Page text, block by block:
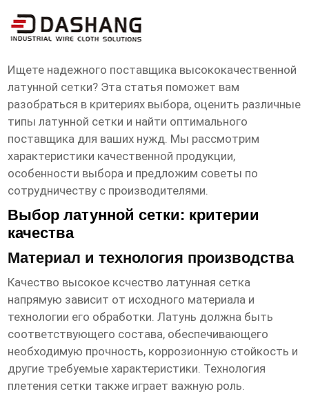
высокое ксчество латунная сетка
Поставщик
Ищете надежного поставщика высококачественной
латунной сетки? Эта статья поможет вам
разобраться в критериях выбора, оценить различные
типы латунной сетки и найти оптимального
поставщика для ваших нужд. Мы рассмотрим
характеристики качественной продукции,
особенности выбора и предложим советы по
сотрудничеству с производителями.
Выбор латунной сетки: критерии
качества
Материал и технология производства
Качество высокое ксчество латунная сетка
напрямую зависит от исходного материала и
технологии его обработки. Латунь должна быть
соответствующего состава, обеспечивающего
необходимую прочность, коррозионную стойкость и
другие требуемые характеристики. Технология
плетения сетки также играет важную роль.